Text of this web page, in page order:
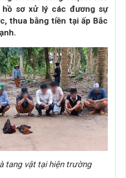
sơ xử lý các đương sự
thua bằng tiền tại ấp Bắc
tang vật tại hiện trường